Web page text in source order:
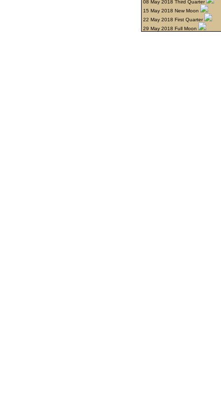
08 May 2018 Third Quarter
15 May 2018 New Moon
22 May 2018 First Quarter
29 May 2018 Full Moon